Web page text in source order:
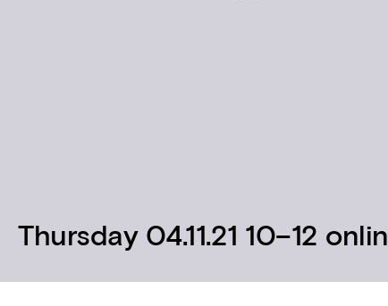
Thursday 04.11.21 10–12